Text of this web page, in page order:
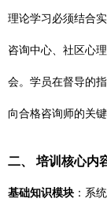
理论学习必须结合
咨询中心、社区心
会。学员在督导的
向合格咨询师的关键
二、 培训核心内
基础知识模块 ：系